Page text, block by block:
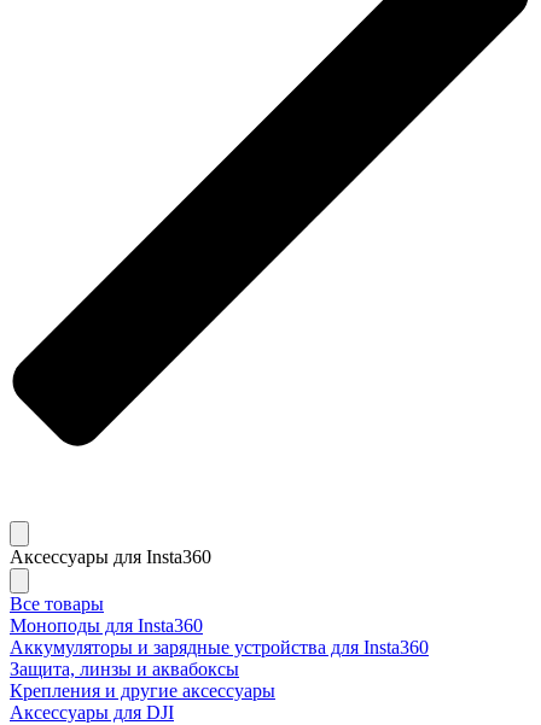
Аксессуары для Insta360
Все товары
Моноподы для Insta360
Аккумуляторы и зарядные устройства для Insta360
Защита, линзы и аквабоксы
Крепления и другие аксессуары
Аксессуары для DJI